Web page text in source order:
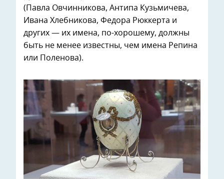
(Павла Овчинникова, Антипа Кузьмичева,
Ивана Хлебникова, Федора Рюккерта и
других — их имена, по-хорошему, должны
быть не менее известны, чем имена Репина
или Поленова).